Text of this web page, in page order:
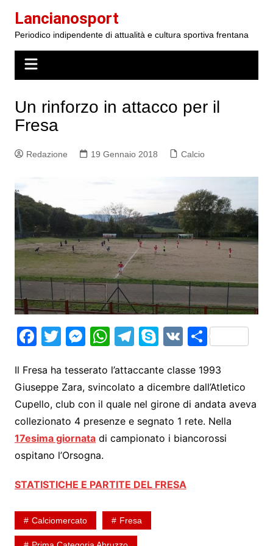
contenuto
Lancianosport
Periodico indipendente di attualità e cultura sportiva frentana
Un rinforzo in attacco per il
Fresa
Redazione 19 Gennaio 2018 Calcio
F
c
e
b
o
o
T
itt
er
M
s
s
e
n
g
W
at
s
A
p
T
e
gr
a
m
S
y
p
e
V S
ar
e
Il Fresa ha tesserato l’attaccante classe 1993
Giuseppe Zara, svincolato a dicembre dall’Atletico
Cupello, club con il quale nel girone di andata aveva
collezionato 4 presenze e segnato 1 rete. Nella
17esima giornatadi campionato i biancorossi
ospitano l’Orsogna.
STATISTICHE E PARTITE DEL FRESA
Calciomercato Fresa